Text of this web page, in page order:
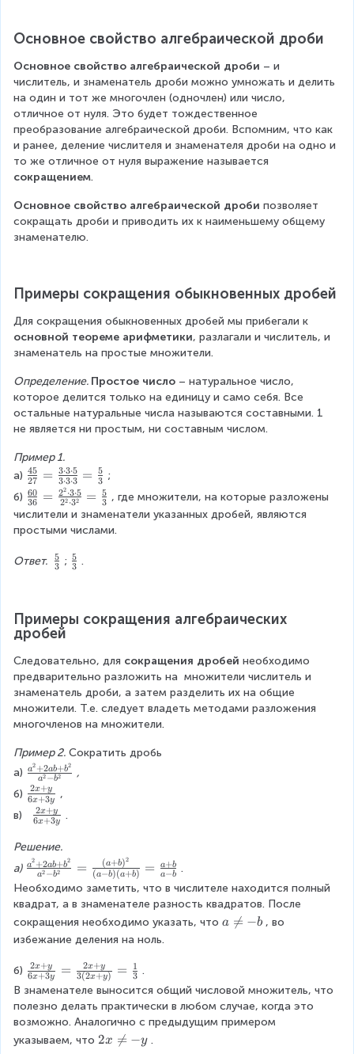
}
3
\
c
d
o
t
4
}
=
fr
c
{
0
}
{
2
}
{
3:
1
1
}
=
fr
a
2
{
3
:
}
=
\
fr
a
c
{
2
5
}
{
=
7
5
2
}
{
2
:
2
}
=
fr
a
c
+
,
5
}
1
}
=
4
,
5
}
4
,
5
.
:
+
2
}
{
6
:
3
}
\
fr
a
2
{
2
}
1
Основное свойство алгебраической дроби
Основное свойство алгебраической дроби – и
числитель, и знаменатель дроби можно умножать и делить
на один и тот же многочлен (одночлен) или число,
отличное от нуля. Это будет тождественное
преобразование алгебраической дроби. Вспомним, что как
и ранее, деление числителя и знаменателя дроби на одно и
то же отличное от нуля выражение называется
сокращением.
Основное свойство алгебраической дроби позволяет
сокращать дроби и приводить их к наименьшему общему
знаменателю.
Примеры сокращения обыкновенных дробей
Для сокращения обыкновенных дробей мы прибегали к
основной теореме арифметики, разлагали и числитель, и
знаменатель на простые множители.
Определение. Простое число – натуральное число,
которое делится только на единицу и само себя. Все
остальные натуральные числа называются составными. 1
не является ни простым, ни составным числом.
Пример 1.
а) \
fr
a
c
{
2
7
=
\
fr
a
c
3
\
c
d
3
\
c
d
o
t
}
{
3
\
c
d
27
45 = 3⋅3⋅3
3⋅3⋅5 = 3
5 ;
б) \
fr
a
{
{
3
}
=
\
fr
a
c
{
^
c
d
t
3
\
c
o
t
5
}
36
60 = 22 ⋅32
22 ⋅3⋅5 = 3
5 , где множители, на которые разложены
числители и знаменатели указанных дробей, являются
простыми числами.
Ответ. \
c
{
5
}
{
3
}
3
5 ; \
c
5
}
{
3
}
3
5 .
Примеры сокращения алгебраических
дробей
Следовательно, для сокращения дробей необходимо
предварительно разложить на  множители числитель и
знаменатель дроби, а затем разделить их на общие
множители. Т.е. следует владеть методами разложения
многочленов на множители.
Пример 2. Сократить дробь
а) \
fr
a
a
^
}
+
2
a
b
+
b
^
{
a2−b2
a
2 +2ab+b
2
,
б) \
{
2
x
+
y
}
6
x
+
3
y
}
6x+3y
2x+y
,
в)
\
a
c
{
2
x
+
y
{
6
x
+
3
6x+3y
2x+y .
Решение.
а) \
a
c
{
a
^
{
2
}
+
2
a2 −b2
a
2 +2ab+b
2 = (a−b)(a+b)
(a+b)2
= a−b
a+b .
Необходимо заметить, что в числителе находится полный
квадрат, а в знаменателе разность квадратов. После
сокращения необходимо указать, что a
q
-
b
a 
= −b , во
избежание деления на ноль.
б) \
fr
a
c
6x+3y
2x+y = 3(2x+y)
2x+y = 3
1 .
В знаменателе выносится общий числовой множитель, что
полезно делать практически в любом случае, когда это
возможно. Аналогично с предыдущим примером
указываем, что 2
2x 
= −y .